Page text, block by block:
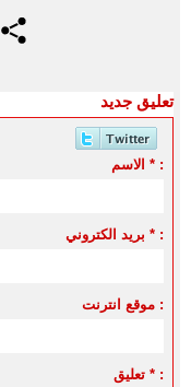
تعليق جديد
الاسم * :
بريد الكتروني * :
موقع انترنت :
تعليق * :